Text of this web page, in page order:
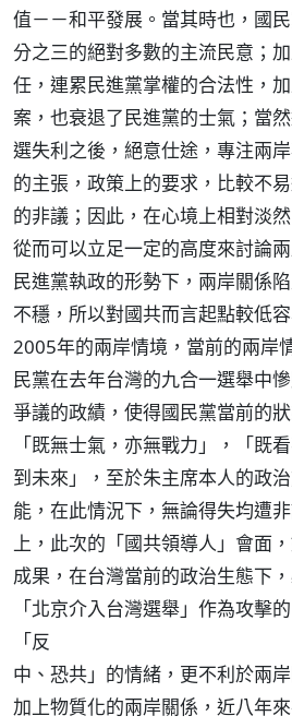
值－－和平發展。當其時也，國
分之三的絕對多數的主流民意；
任，連累民進黨掌權的合法性，
案，也衰退了民進黨的士氣；當
選失利之後，絕意仕途，專注兩
的主張，政策上的要求，比較不
的非議；因此，在心境上相對淡
從而可以立足一定的高度來討論
民進黨執政的形勢下，兩岸關係
不穩，所以對國共而言起點較低
2005年的兩岸情境，當前的兩岸
民黨在去年台灣的九合一選舉中
爭議的政績，使得國民黨當前的
「既無士氣，亦無戰力」，「既
到未來」，至於朱主席本人的政
能，在此情況下，無論得失均遭
上，此次的「國共領導人」會面
成果，在台灣當前的政治生態下
「北京介入台灣選舉」作為攻擊
「反
中、恐共」的情緒，更不利於兩
加上物質化的兩岸關係，近八年